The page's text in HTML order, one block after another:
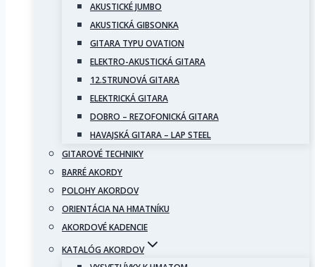
AKUSTICKÉ JUMBO
AKUSTICKÁ GIBSONKA
GITARA TYPU OVATION
ELEKTRO-AKUSTICKÁ GITARA
12.STRUNOVÁ GITARA
ELEKTRICKÁ GITARA
DOBRO – REZOFONICKÁ GITARA
HAVAJSKÁ GITARA – LAP STEEL
GITAROVÉ TECHNIKY
BARRÉ AKORDY
POLOHY AKORDOV
ORIENTÁCIA NA HMATNÍKU
AKORDOVÉ KADENCIE
KATALÓG AKORDOV